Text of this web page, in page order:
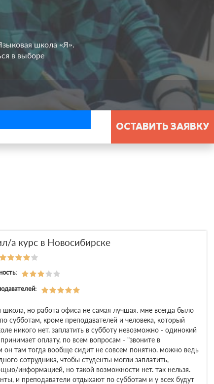
школа «Я».
в выборе
а курс в Новосибирске
но работа офиса не самая лучшая. мне всегда было
субботам, кроме преподавателей и человека, который
никого нет. заплатить в субботу невозможно - одинокий
оплату, по всем вопросам - "звоните в
он там тогда вообще сидит не совсем понятно. можно ведь
сотрудника, чтобы студенты могли заплатить,
информацией, но такой возможности нет. так нельзя.
и преподаватели отдыхают по субботам и у всех будут
ОСТАВИТЬ ЗАЯВКУ